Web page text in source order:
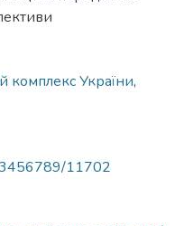
комплекс України,
11702